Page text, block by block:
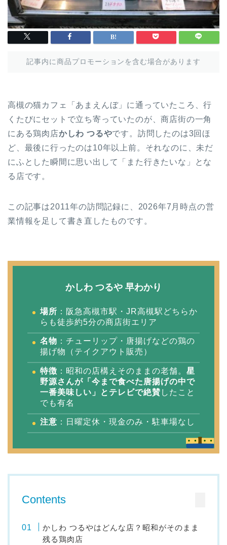
記事内に商品プロモーションを含む場合があります
高槻の猫カフェ「あまえんぼ」に通っていたころ、行
くたびにセットで立ち寄っていたのが、商店街の一角
にある鶏肉店かしわ つるやです。訪問したのは3回ほ
ど、最後に行ったのは10年以上前。それなのに、未だ
にふとした瞬間に思い出して「また行きたいな」とな
る店です。
この記事は2011年の訪問記録に、2026年7月時点の営
業情報を足して書き直したものです。
かしわ つるや 早わかり
場所 ：阪急高槻市駅・JR高槻駅どちらか
らも徒歩約5分の商店街エリア
名物 ：チューリップ・唐揚げなどの鶏の
揚げ物（テイクアウト販売）
特徴 ：昭和の店構えそのままの老舗。 星
野源さんが「今まで食べた唐揚げの中で
一番美味しい」とテレビで絶賛 したこと
でも有名
注意 ：日曜定休・現金のみ・駐車場なし
Contents
かしわ つるやはどんな店？昭和がそのまま
残る鶏肉店